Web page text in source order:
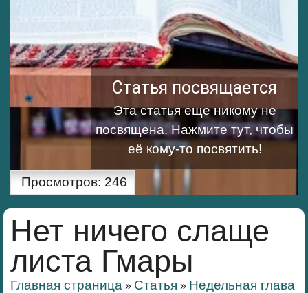
Статья посвящается
Эта статья еще никому не
посвящена.Нажмите тут, чтобы
её кому-то посвятить!
Просмотров: 246
Нет ничего слаще
листа Гмары
Главная страница » Статья » Недельная глава